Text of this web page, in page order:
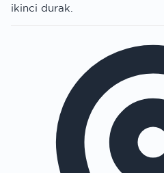
ikinci durak.